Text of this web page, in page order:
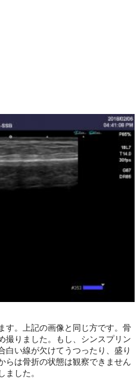
す。上記の画像と同じ方です。骨
撮りました。もし、シンスプリン
白い線が欠けてうつったり、盛り
らは骨折の状態は観察できません
ました。